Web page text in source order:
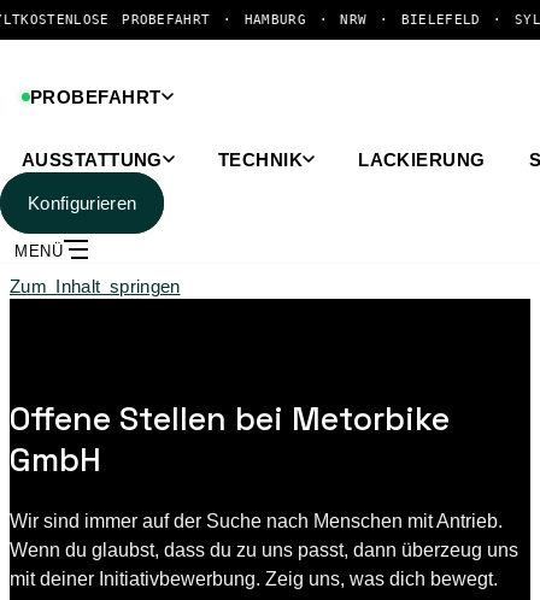
Zum Inhalt springen
PROBEFAHRT · HAMBURG · NRW · BIELEFELD · SYLT
PROBEFAHRT
AUSSTATTUNG TECHNIK LACKIERUNG
Konfigurieren
MENÜ
Offene Stellen bei Metorbike
GmbH
Wir sind immer auf der Suche nach Menschen mit Antrieb.
Wenn du glaubst, dass du zu uns passt, dann überzeug uns
mit deiner Initiativbewerbung. Zeig uns, was dich bewegt.